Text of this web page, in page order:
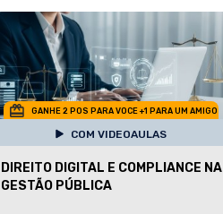
GANHE 2 POS PARA VOCE +1 PARA UM AMIGO
COM VIDEOAULAS
DIREITO DIGITAL E COMPLIANCE NA
GESTÃO PÚBLICA